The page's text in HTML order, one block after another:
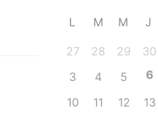
L M M J
27 28 29 30
3
4 5 6
10
11 12 13